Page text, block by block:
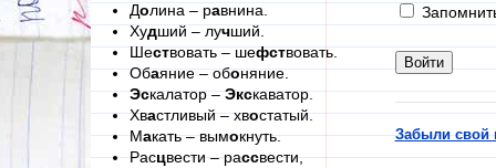
Долина – равнина.
Худший – лучший.
Шествовать – шефствовать.
Обаяние – обоняние.
Эскалатор –Экскаватор.
Хвастливый – хвостатый.
Макать – вымокнуть.
Расцвести – рассвести,
Забыли свой